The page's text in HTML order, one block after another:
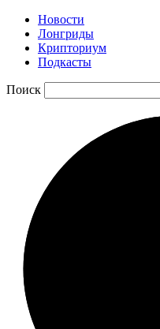
Новости
Лонгриды
Крипториум
Подкасты
Поиск